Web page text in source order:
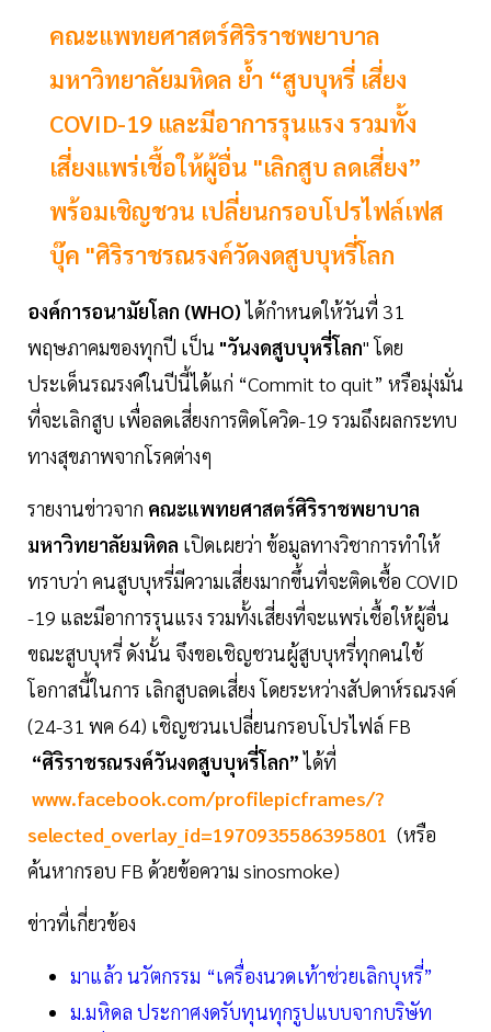
คณะแพทยศาสตร์ศิริราชพยาบาล
มหาวิทยาลัยมหิดล ย้ำ “สูบบุหรี่ เสี่ยง
COVID-19 และมีอาการรุนแรง รวมทั้ง
เสี่ยงแพร่เชื้อให้ผู้อื่น "เลิกสูบ ลดเสี่ยง”
พร้อมเชิญชวน เปลี่ยนกรอบโปรไฟล์เฟส
บุ๊ค "ศิริราชรณรงค์วัดงดสูบบุหรี่โลก
องค์การอนามัยโลก (WHO)ได้กำหนดให้วันที่ 31
พฤษภาคมของทุกปี เป็น "วันงดสูบบุหรี่โลก" โดย
ประเด็นรณรงค์ในปีนี้ได้แก่ “Commit to quit” หรือมุ่งมั่น
ที่จะเลิกสูบ เพื่อลดเสี่ยงการติดโควิด-19 รวมถึงผลกระทบ
ทางสุขภาพจากโรคต่างๆ
รายงานข่าวจาก คณะแพทยศาสตร์ศิริราชพยาบาล
มหาวิทยาลัยมหิดล เปิดเผยว่า ข้อมูลทางวิชาการทำให้
ทราบว่า คนสูบบุหรี่มีความเสี่ยงมากขึ้นที่จะติดเชื้อ COVID
-19 และมีอาการรุนแรง รวมทั้งเสี่ยงที่จะแพร่เชื้อให้ผู้อื่น
ขณะสูบบุหรี่ ดังนั้น จึงขอเชิญชวนผู้สูบบุหรี่ทุกคนใช้
โอกาสนี้ในการ เลิกสูบลดเสี่ยง โดยระหว่างสัปดาห์รณรงค์
(24-31 พค 64) เชิญชวนเปลี่ยนกรอบโปรไฟล์ FB
“ศิริราชรณรงค์วันงดสูบบุหรี่โลก”ได้ที่
www.facebook.com/profilepicframes/?
selected_overlay_id=1970935586395801 (หรือ
ค้นหากรอบ FB ด้วยข้อความ sinosmoke)
ข่าวที่เกี่ยวข้อง
มาแล้ว นวัตกรรม “เครื่องนวดเท้าช่วยเลิกบุหรี่”
ม.มหิดล ประกาศงดรับทุนทุกรูปแบบจากบริษัท